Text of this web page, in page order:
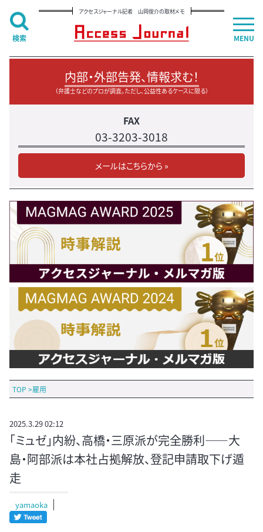
アクセスジャーナル記者 山岡俊介の取材メモ
内部・外部告発、情報求む！
（弁護士などのプロが調査。ただし、公益性あるケースに限る）
FAX
03-3203-3018
メールはこちらから »
TOP >雇用
2025.3.29 02:12
「ミュゼ」内紛、高橋・三原派が完全勝利――大
島・阿部派は本社占拠解放、登記申請取下げ遁
走
yamaoka
MENU
検索